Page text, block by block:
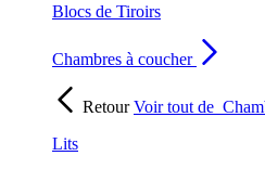
Blocs de Tiroirs
Chambres à coucher
RetourVoir tout de
Lits